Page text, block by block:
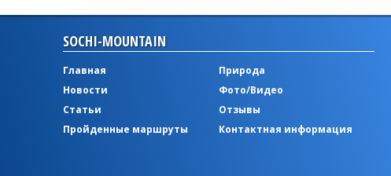
SOCHI-MOUNTAIN
Главная
Новости
Статьи
Пройденные маршруты
Природа
Фото/Видео
Отзывы
Контактная информация